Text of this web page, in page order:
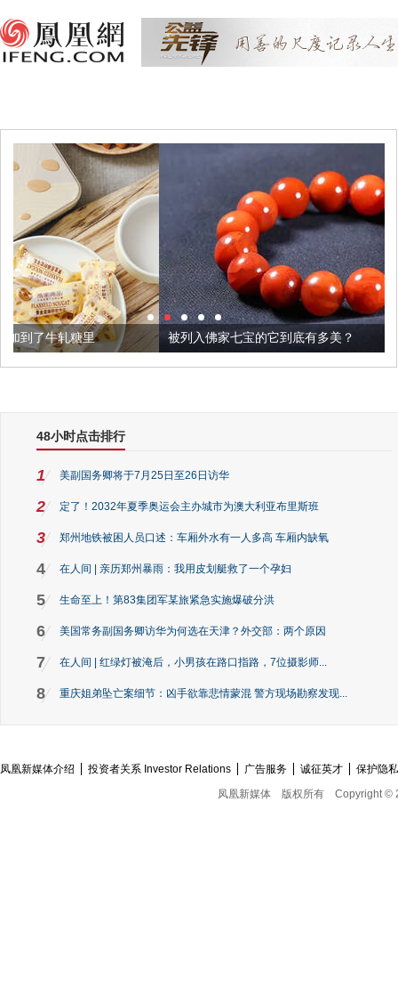
被列入佛家七宝的它到底有多美？
48小时点击排行
1 美副国务卿将于7月25日至26日访华
2 定了！2032年夏季奥运会主办城市为澳大利亚布里斯班
3 郑州地铁被困人员口述：车厢外水有一人多高 车厢内缺氧
4 在人间 | 亲历郑州暴雨：我用皮划艇救了一个孕妇
5 生命至上！第83集团军某旅紧急实施爆破分洪
6 美国常务副国务卿访华为何选在天津？外交部：两个原因
7 在人间 | 红绿灯被淹后，小男孩在路口指路，7位摄影师...
8 重庆姐弟坠亡案细节：凶手欲靠悲情蒙混 警方现场勘察发现...
凤凰新媒体介绍 投资者关系 Investor Relations 广告服务 诚征英才
保护隐
凤凰新媒体
版权所有 Copyright ©